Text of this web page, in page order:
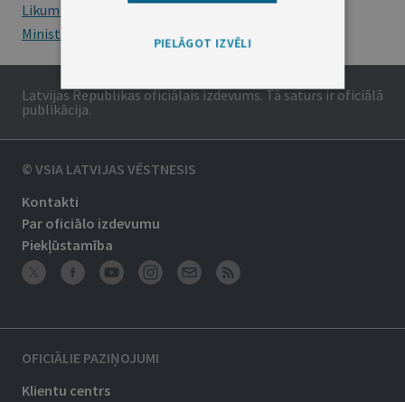
Likumi
Ministru kabineta noteikumi
Latvijas Republikas oficiālais izdevums. Tā saturs ir oficiālā
publikācija.
© VSIA LATVIJAS VĒSTNESIS
Kontakti
Par oficiālo izdevumu
Piekļūstamība
OFICIĀLIE PAZIŅOJUMI
Klientu centrs
PIELĀGOT IZVĒLI